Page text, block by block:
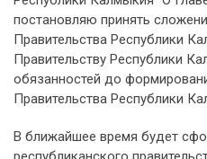
постановляю принять
Правительства Республики
Правительству Республики
обязанностей до
Правительства Республики
В ближайшее время будет